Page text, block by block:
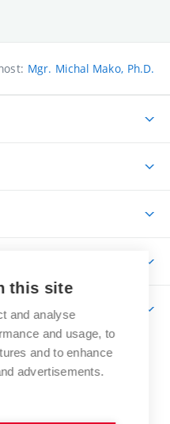
Mgr. Michal Mako, Ph.D.
Vysoké
učení
this site
and analyse
and usage, to
and to enhance
advertisements.